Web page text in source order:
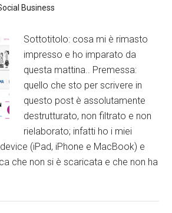
Business
Sottotitolo: cosa mi è rimasto
impresso e ho imparato da
questa mattina.. Premessa:
quello che sto per scrivere in
questo post è assolutamente
destrutturato, non filtrato e non
rielaborato; infatti ho i miei
(iPad, iPhone e MacBook) e
che non si è scaricata e che non ha